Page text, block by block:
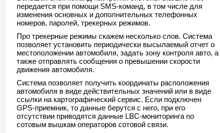
передается при помощи SMS-команд, в том числе для
изменения основных и дополнительных телефонных
номеров, паролей, трекерных режимов.
Про трекерные режимы скажем несколько слов. Система
позволяет установить периодически высылаемый отчет о
местоположении автомобиля, задать зону контроля авто, а
также отправлять сообщения о превышении скорости
движения автомобиля.
Система позволяет получить координаты расположения
автомобиля в виде действительных значений или в виде
ссылки на картографический сервис. Если подключен
GPS-приемник, то данные берутся с него, при его
отсутствии приводятся данные LBC-мониторинга по
сотовым вышкам операторов сотовой связи.